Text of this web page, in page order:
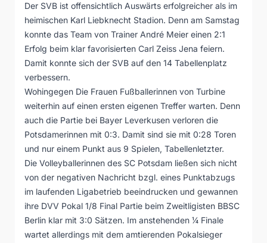
Der SVB ist offensichtlich Auswärts erfolgreicher als im
heimischen Karl Liebknecht Stadion. Denn am Samstag
konnte das Team von Trainer André Meier einen 2:1
Erfolg beim klar favorisierten Carl Zeiss Jena feiern.
Damit konnte sich der SVB auf den 14 Tabellenplatz
verbessern.
Wohingegen Die Frauen Fußballerinnen von Turbine
weiterhin auf einen ersten eigenen Treffer warten. Denn
auch die Partie bei Bayer Leverkusen verloren die
Potsdamerinnen mit 0:3. Damit sind sie mit 0:28 Toren
und nur einem Punkt aus 9 Spielen, Tabellenletzter.
Die Volleyballerinnen des SC Potsdam ließen sich nicht
von der negativen Nachricht bzgl. eines Punktabzugs
im laufenden Ligabetrieb beeindrucken und gewannen
ihre DVV Pokal 1/8 Final Partie beim Zweitligisten BBSC
Berlin klar mit 3:0 Sätzen. Im anstehenden ¼ Finale
wartet allerdings mit dem amtierenden Pokalsieger